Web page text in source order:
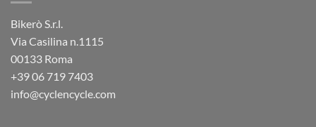
Bikerò S.r.l.
Via Casilina n.1115
00133 Roma
+3906 719 7403
info@cyclencycle.com